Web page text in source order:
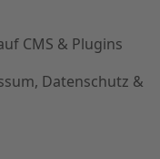
CMS & Plugins
Datenschutz &